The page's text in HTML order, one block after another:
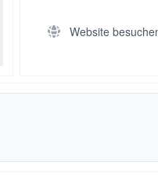
Website